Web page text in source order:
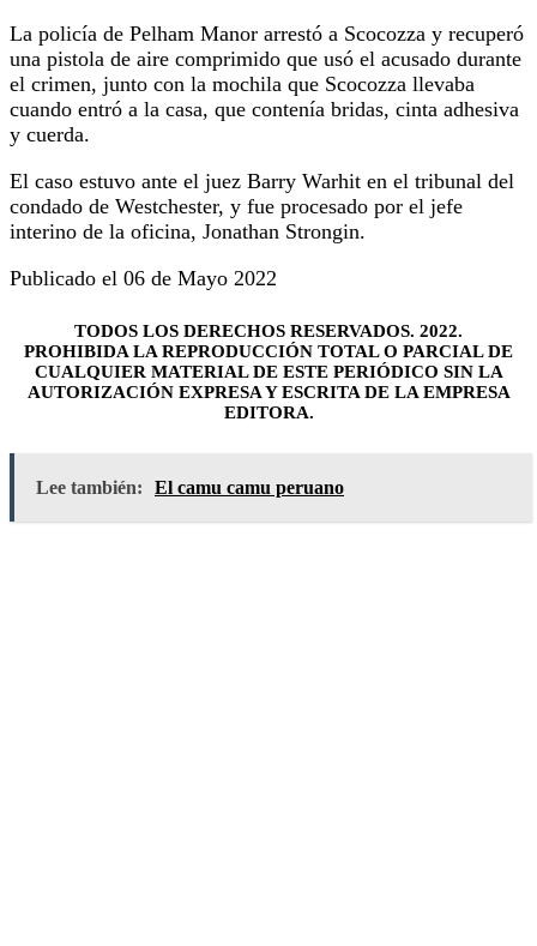
La policía de Pelham Manor arrestó a Scocozza y recuperó
una pistola de aire comprimido que usó el acusado durante
el crimen, junto con la mochila que Scocozza llevaba
cuando entró a la casa, que contenía bridas, cinta adhesiva
y cuerda.
El caso estuvo ante el juez Barry Warhit en el tribunal del
condado de Westchester, y fue procesado por el jefe
interino de la oficina, Jonathan Strongin.
Publicado el 06 de Mayo 2022
TODOS LOS DERECHOS RESERVADOS. 2022.
PROHIBIDA LA REPRODUCCIÓN TOTAL O PARCIAL DE
CUALQUIER MATERIAL DE ESTE PERIÓDICO SIN LA
AUTORIZACIÓN EXPRESA Y ESCRITA DE LA EMPRESA
EDITORA.
Lee también: El camu camu peruano